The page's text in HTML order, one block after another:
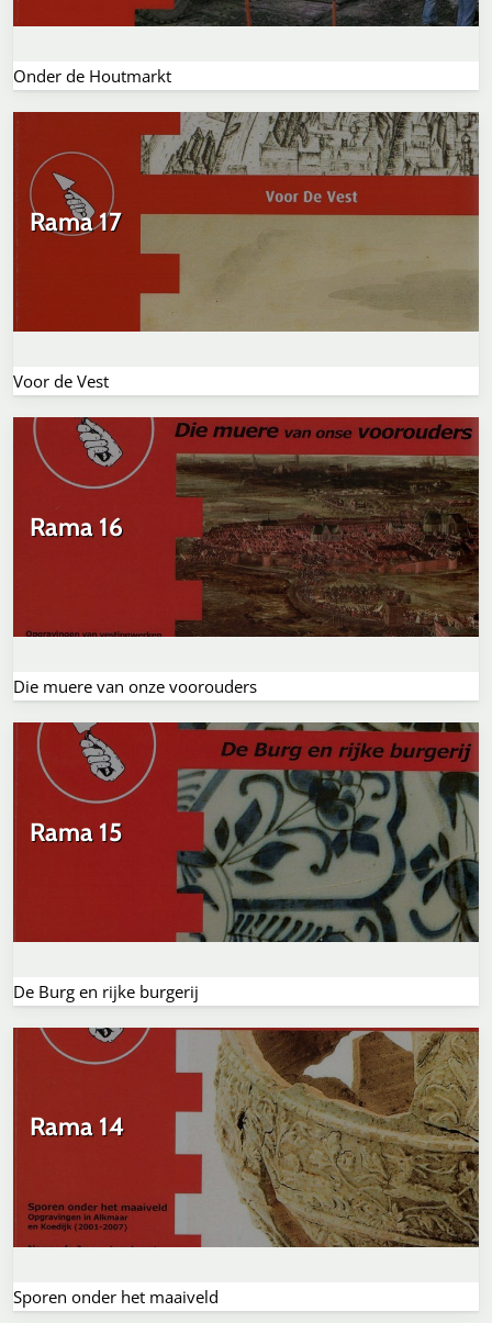
Onder de Houtmarkt
Rama 17
Voor de Vest
Rama 16
Die muere van onze voorouders
Rama 15
De Burg en rijke burgerij
Rama 14
Sporen onder het maaiveld